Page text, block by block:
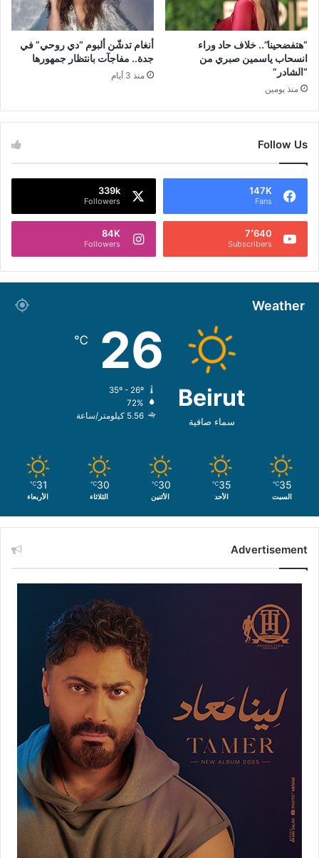
“هتفضحينا”.. خلاف حاد وراء
انسحاب ياسمين صبري من
“الشادر”
منذ يومين
أنغام تدشّن ألبوم “دي روحي” في
جدة.. مفاجآت بانتظار جمهورها
منذ 3 أيام
Follow Us
147K
Fans
339k
Followers
7٬640
Subscribers
84K
Followers
Weather
Beirut
سماء صافية
26
℃
72%
5.56 كيلومتر/ساعة
35
℃
السبت
35
℃
الأحد
30
℃
الأثنين
30
℃
الثلاثاء
31
℃
الأربعاء
Advertisement